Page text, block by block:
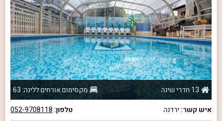
13 חדרי שינה
מקסימום אורחים ללינה: 63
איש קשר: ירדנה טלפון: 052-9708118